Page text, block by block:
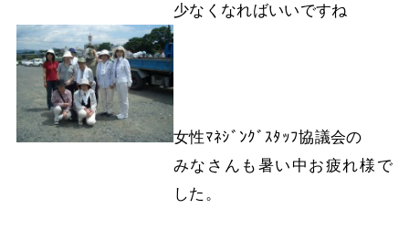
少なくなればいいですね
女性ﾏﾈｼﾞﾝｸﾞｽﾀｯﾌ協議会の
みなさんも暑い中お疲れ様で
した。